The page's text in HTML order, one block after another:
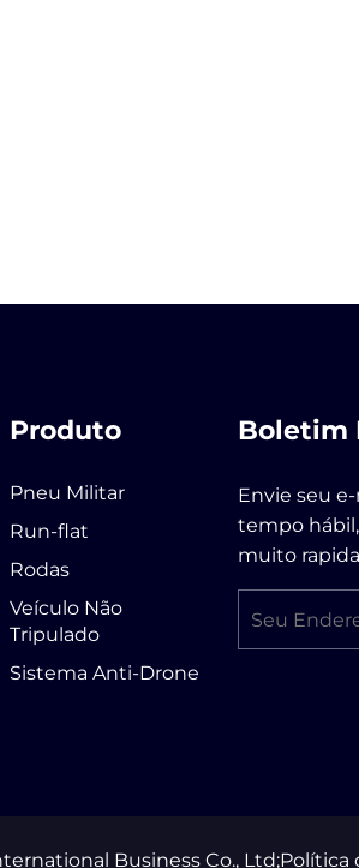
Produto
Pneu Militar
Run-flat
Rodas
Veículo Não
Tripulado
Sistema Anti-Drone
Boletim
Envie seu
tempo
muito
Business Co., Ltd;Política